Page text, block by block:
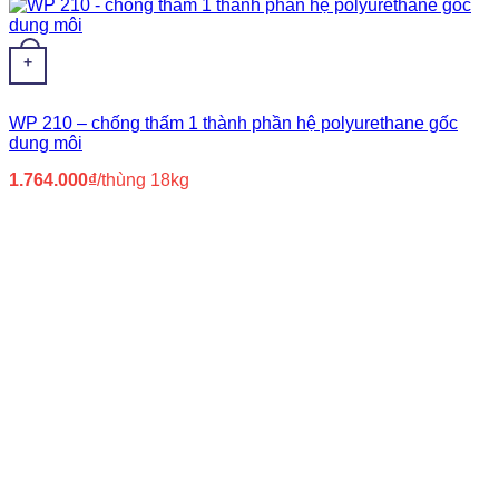
+
WP 210 – chống thấm 1 thành phần hệ polyurethane gốc
dung môi
1.764.000₫/thùng 18kg